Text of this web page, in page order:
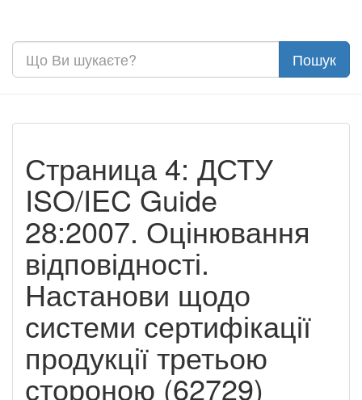
Страница 4: ДСТУ
ISO/IEC Guide
28:2007. Оцінювання
відповідності.
Настанови щодо
системи сертифікації
продукції третьою
стороною (62729)